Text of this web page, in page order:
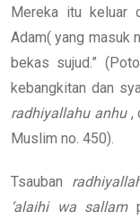
Mereka itu keluar
Adam( yang masuk
bekas sujud.”
kebangkitan dan
radhiyallahu anhu ,
Muslim no. 450).
Tsauban
‘alaihi wa sallam